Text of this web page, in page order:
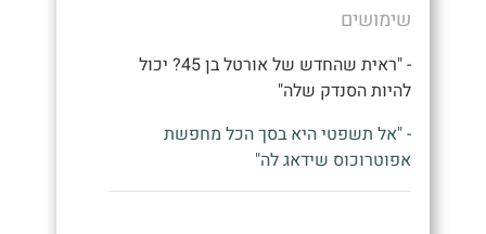
שימושים
- "ראית שהחדש של אורטל בן 45? יכול
להיות הסנדק שלה"
- "אל תשפטי היא בסך הכל מחפשת
אפוטרוכוס שידאג לה"